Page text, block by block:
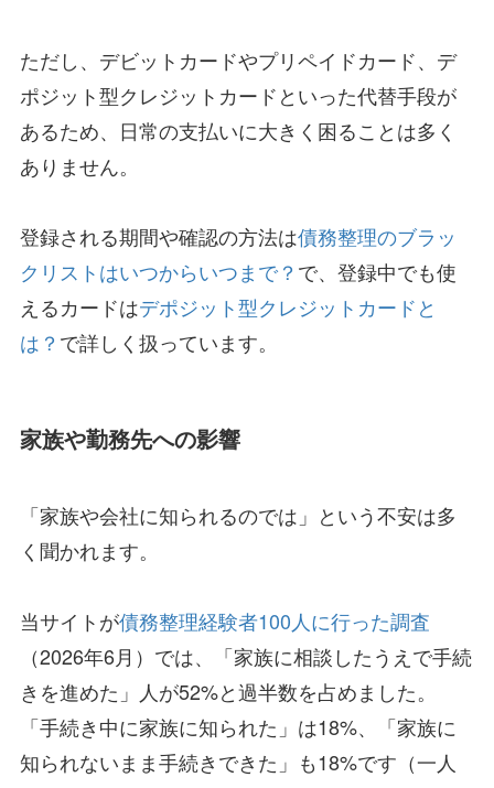
ただし、デビットカードやプリペイドカード、デ
ポジット型クレジットカードといった代替手段が
あるため、日常の支払いに大きく困ることは多く
ありません。
登録される期間や確認の方法は債務整理のブラッ
クリストはいつからいつまで？ で、登録中でも使
えるカードはデポジット型クレジットカードと
は？ で詳しく扱っています。
家族や勤務先への影響
「家族や会社に知られるのでは」という不安は多
く聞かれます。
当サイトが債務整理経験者100人に行った調査
（2026年6月）では、「家族に相談したうえで手続
きを進めた」人が52%と過半数を占めました。
「手続き中に家族に知られた」は18%、「家族に
知られないまま手続きできた」も18%です（一人